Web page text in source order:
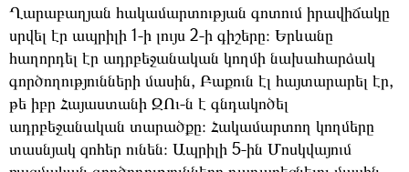
Ղարաբաղյան հակամարտության գոտում իրավիճակը
սրվել էր ապրիլի 1-ի լույս 2-ի գիշերը։ Երևանը
հաղորդել էր ադրբեջանական կողմի նախահարձակ
գործողությունների մասին, Բաքուն էլ հայտարարել էր,
թե իբր Հայաստանի ԶՈւ-ն է գնդակոծել
ադրբեջանական տարածքը։ Հակամարտող կողմերը
տասնյակ զոհեր ունեն։ Ապրիլի 5-ին Մոսկվայում